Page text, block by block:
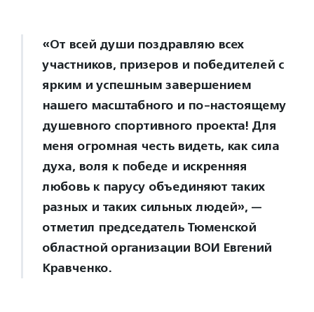
«От всей души поздравляю всех
участников, призеров и победителей с
ярким и успешным завершением
нашего масштабного и по-настоящему
душевного спортивного проекта! Для
меня огромная честь видеть, как сила
духа, воля к победе и искренняя
любовь к парусу объединяют таких
разных и таких сильных людей», —
отметил председатель Тюменской
областной организации ВОИ Евгений
Кравченко.